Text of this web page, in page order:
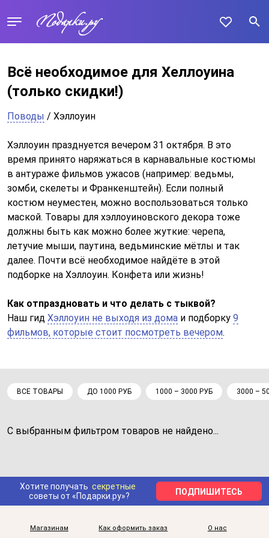
Всё необходимое для Хеллоуина
(только скидки!)
Поводы / Хэллоуин
Хэллоуин празднуется вечером 31 октября. В это
время принято наряжаться в карнавальные костюмы
в антураже фильмов ужасов (например: ведьмы,
зомби, скелеты и Франкенштейн). Если полный
костюм неуместен, можно воспользоваться только
маской. Товары для хэллоуиновского декора тоже
должны быть как можно более жуткие: черепа,
летучие мыши, паутина, ведьминские мётлы и так
далее. Почти всё необходимое найдёте в этой
подборке на Хэллоуин. Конфета или жизнь!
Как отпраздновать и что делать с тыквой?
Наш гид Хэллоуин не выходя из дома и подборку 9
фильмов, которые стоит посмотреть вечером.
ВСЕ ТОВАРЫ ДО 1000 РУБ 1000 – 3000 РУБ 3000 –
С выбранным фильтром товаров не найдено...
Хотите получать секретные
советы от «Подарки.ру»?
ПОДПИШИТЕСЬ
Магазинам Как оформить заказ О нас